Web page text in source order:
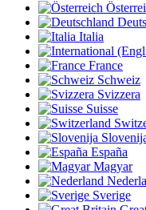
Italia
France
Schweiz
Svizzera
Suisse
España
Magyar
Sverige